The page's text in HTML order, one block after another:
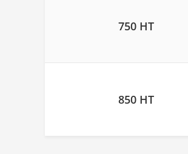
750 HT
850 HT